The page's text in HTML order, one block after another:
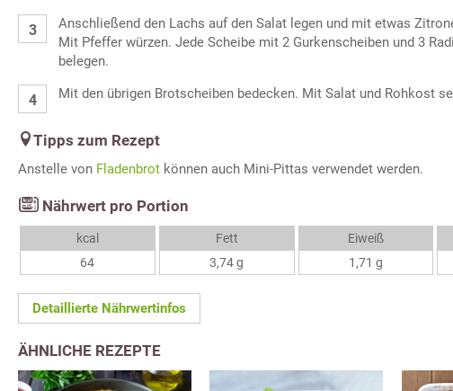
Anschließend den Lachs auf den Salat legen und mit etwas
Mit Pfeffer würzen. Jede Scheibe mit 2 Gurkenscheiben und 3
belegen.
Mit den übrigen Brotscheiben bedecken. Mit Salat und Rohkost
Tipps zum Rezept
Anstelle von Fladenbrot können auch Mini-Pittas verwendet werden.
Nährwert pro Portion
kcal
64
Fett
3,74 g
Eiweiß
1,71 g
Detaillierte Nährwertinfos
ÄHNLICHE REZEPTE